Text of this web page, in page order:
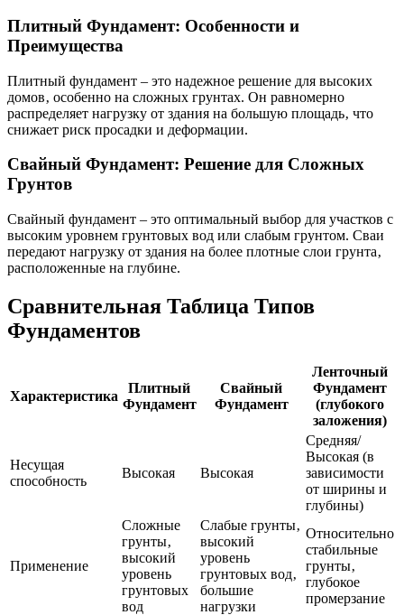
Плитный Фундамент: Особенности и
Преимущества
Плитный фундамент – это надежное решение для высоких
домов‚ особенно на сложных грунтах. Он равномерно
распределяет нагрузку от здания на большую площадь‚ что
снижает риск просадки и деформации.
Свайный Фундамент: Решение для Сложных
Грунтов
Свайный фундамент – это оптимальный выбор для участков с
высоким уровнем грунтовых вод или слабым грунтом. Сваи
передают нагрузку от здания на более плотные слои грунта‚
расположенные на глубине.
Сравнительная Таблица Типов
Фундаментов
Характеристика
Плитный
Фундамент
Свайный
Фундамент
Ленточный
Фундамент
(глубокого
заложения)
Несущая
способность
Высокая Высокая
Средняя/
Высокая (в
зависимости
от ширины и
глубины)
Применение
Сложные
грунты‚
высокий
уровень
грунтовых
вод
Слабые грунты‚
высокий
уровень
грунтовых вод‚
большие
нагрузки
Относительно
стабильные
грунты‚
глубокое
промерзание